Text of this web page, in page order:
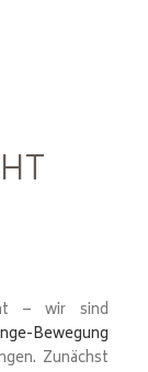
– wir sind
Bewegung
Zunächst